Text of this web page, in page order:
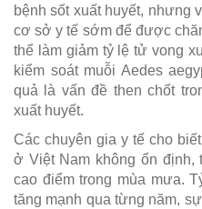
bệnh sốt xuất huyết, nhưng
cơ sở y tế sớm để được
thể làm giảm tỷ lệ tử vong
kiểm soát muỗi Aedes
quả là vấn đề then chốt
xuất huyết.
Các chuyên gia y tế cho
ở Việt Nam không ổn định,
cao điểm trong mùa mưa.
tăng mạnh qua từng năm,